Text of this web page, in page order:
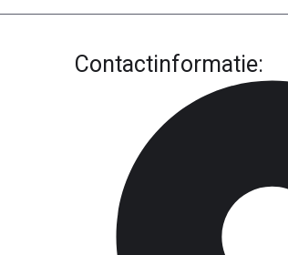
Contactinformatie: